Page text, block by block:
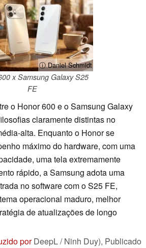
ⓘ Daniel Schmidt
x Samsung Galaxy S25
FE
o Honor 600 e o Samsung Galaxy
claramente distintas no
alta. Enquanto o Honor se
máximo do hardware, com uma
uma tela extremamente
rápido, a Samsung adota uma
no software com o S25 FE,
operacional maduro, melhor
de atualizações de longo
porDeepL / Ninh Duy), Publicado